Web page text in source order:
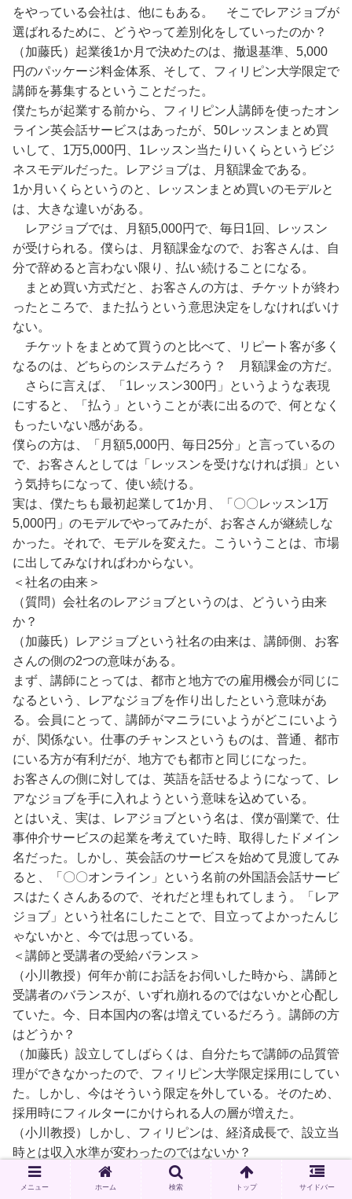
をやっている会社は、他にもある。 そこでレアジョブが
選ばれるために、どうやって差別化をしていったのか？
（加藤氏）起業後1か月で決めたのは、撤退基準、5,000
円のパッケージ料金体系、そして、フィリピン大学限定で
講師を募集するということだった。
僕たちが起業する前から、フィリピン人講師を使ったオン
ライン英会話サービスはあったが、50レッスンまとめ買
いして、1万5,000円、1レッスン当たりいくらというビジ
ネスモデルだった。レアジョブは、月額課金である。
1か月いくらというのと、レッスンまとめ買いのモデルと
は、大きな違いがある。
レアジョブでは、月額5,000円で、毎日1回、レッスン
が受けられる。僕らは、月額課金なので、お客さんは、自
分で辞めると言わない限り、払い続けることになる。
まとめ買い方式だと、お客さんの方は、チケットが終わ
ったところで、また払うという意思決定をしなければいけ
ない。
チケットをまとめて買うのと比べて、リピート客が多く
なるのは、どちらのシステムだろう？ 月額課金の方だ。
さらに言えば、「1レッスン300円」というような表現
にすると、「払う」ということが表に出るので、何となく
もったいない感がある。
僕らの方は、「月額5,000円、毎日25分」と言っているの
で、お客さんとしては「レッスンを受けなければ損」とい
う気持ちになって、使い続ける。
実は、僕たちも最初起業して1か月、「〇〇レッスン1万
5,000円」のモデルでやってみたが、お客さんが継続しな
かった。それで、モデルを変えた。こういうことは、市場
に出してみなければわからない。
＜社名の由来＞
（質問）会社名のレアジョブというのは、どういう由来
か？
（加藤氏）レアジョブという社名の由来は、講師側、お客
さんの側の2つの意味がある。
まず、講師にとっては、都市と地方での雇用機会が同じに
なるという、レアなジョブを作り出したという意味があ
る。会員にとって、講師がマニラにいようがどこにいよう
が、関係ない。仕事のチャンスというものは、普通、都市
にいる方が有利だが、地方でも都市と同じになった。
お客さんの側に対しては、英語を話せるようになって、レ
アなジョブを手に入れようという意味を込めている。
とはいえ、実は、レアジョブという名は、僕が副業で、仕
事仲介サービスの起業を考えていた時、取得したドメイン
名だった。しかし、英会話のサービスを始めて見渡してみ
ると、「〇〇オンライン」という名前の外国語会話サービ
スはたくさんあるので、それだと埋もれてしまう。「レア
ジョブ」という社名にしたことで、目立ってよかったんじ
ゃないかと、今では思っている。
＜講師と受講者の受給バランス＞
（小川教授）何年か前にお話をお伺いした時から、講師と
受講者のバランスが、いずれ崩れるのではないかと心配し
ていた。今、日本国内の客は増えているだろう。講師の方
はどうか？
（加藤氏）設立してしばらくは、自分たちで講師の品質管
理ができなかったので、フィリピン大学限定採用にしてい
た。しかし、今はそういう限定を外している。そのため、
採用時にフィルターにかけられる人の層が増えた。
（小川教授）しかし、フィリピンは、経済成長で、設立当
時とは収入水準が変わったのではないか？
（加藤氏）確かに経済は伸びているが、人口が増えている
ので、1人あたりの伸びは2～3%くらいだろう。しかも、
メニュー ホーム 検索 トップ サイドバー